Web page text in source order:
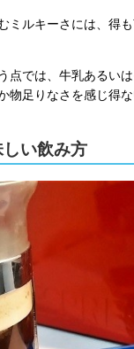
ミルキーさには、得
点では、牛乳あるい
物足りなさを感じ得
い飲み方